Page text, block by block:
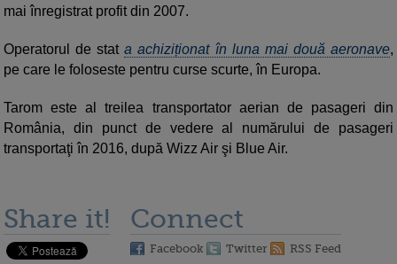
mai înregistrat profit din 2007.
Operatorul de stata achiziționat în luna mai două aeronave,
pe care le foloseste pentru curse scurte, în Europa.
Tarom este al treilea transportator aerian de pasageri din
România, din punct de vedere al numărului de pasageri
transportaţi în 2016, după Wizz Air şi Blue Air.
Share it! Connect
Facebook Twitter RSS Feed